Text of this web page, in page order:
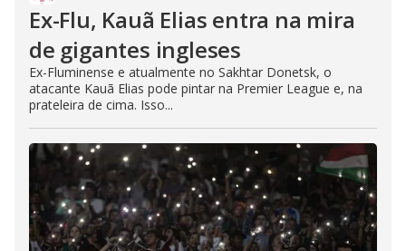
Ex-Flu, Kauã Elias entra na mira
de gigantes ingleses
Ex-Fluminense e atualmente no Sakhtar Donetsk, o
atacante Kauã Elias pode pintar na Premier League e, na
prateleira de cima. Isso...